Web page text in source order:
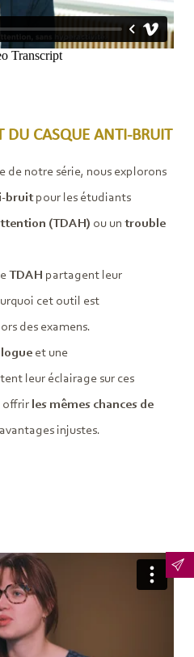
DU CASQUE ANTI-BRUIT
de notre série, nous explorons
bruitpour les étudiants
(TDAH) ou un trouble
TDAH partagent leur
cet outil est
des examens.
et une
leur éclairage sur ces
offrir les mêmes chances de
injustes.